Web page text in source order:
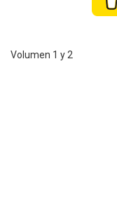
Volumen 1 y 2